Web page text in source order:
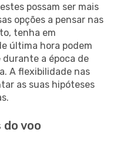
possam ser mais
opções a pensar nas
tenha em
última hora podem
durante a época de
A flexibilidade nas
as suas hipóteses
voo